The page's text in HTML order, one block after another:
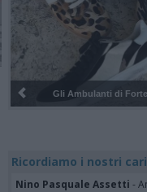
Pulizia del
Ricordiamo i nostri cari
Nino Pasquale Assetti -